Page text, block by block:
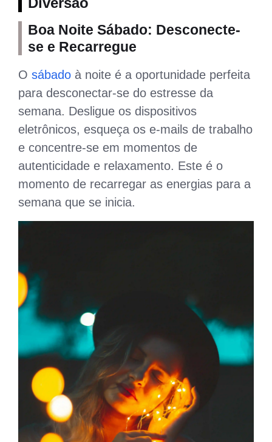
Boa Noite Sábado: Desconecte-
se e Recarregue
O sábado à noite é a oportunidade perfeita
para desconectar-se do estresse da
semana. Desligue os dispositivos
eletrônicos, esqueça os e-mails de trabalho
e concentre-se em momentos de
autenticidade e relaxamento. Este é o
momento de recarregar as energias para a
semana que se inicia.